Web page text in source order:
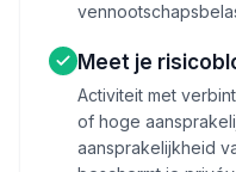
Meet je
Activiteit met
of hoge
aansprakelijkheid